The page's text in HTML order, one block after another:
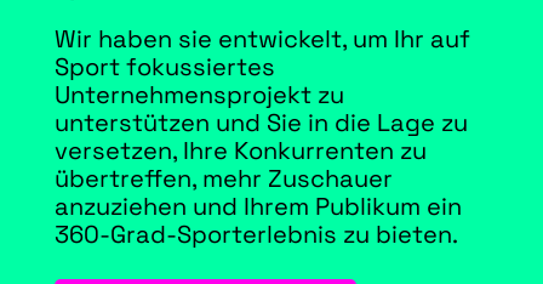
Wir haben sie entwickelt, um Ihr auf
Sport fokussiertes
Unternehmensprojekt zu
unterstützen und Sie in die Lage zu
versetzen, Ihre Konkurrenten zu
übertreffen, mehr Zuschauer
anzuziehen und Ihrem Publikum ein
360-Grad-Sporterlebnis zu bieten.